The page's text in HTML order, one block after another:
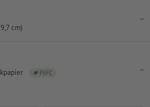
cm)
PEFC